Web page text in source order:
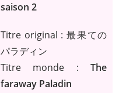
saison 2
Titre original : 最果ての
パラディン
Titre monde :The
faraway Paladin